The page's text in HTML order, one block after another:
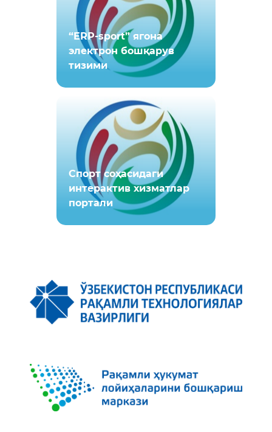
“ERP-sport” ягона
электрон бошқарув
тизими
Спорт соҳасидаги
интерактив хизматлар
портали